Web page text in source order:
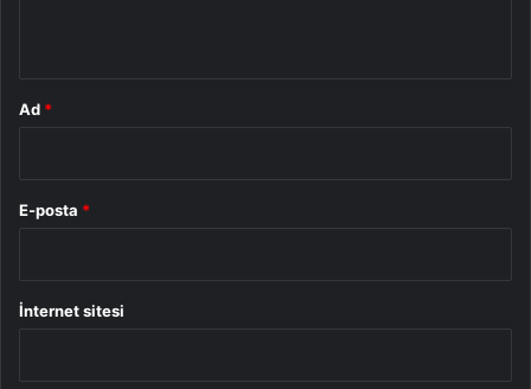
Ad *
E-posta *
İnternet sitesi